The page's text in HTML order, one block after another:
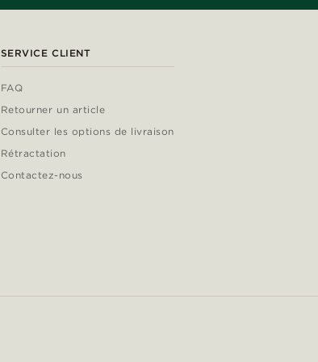
SERVICE CLIENT
FAQ
Retourner un article
Consulter les options de livraison
Rétractation
Contactez-nous